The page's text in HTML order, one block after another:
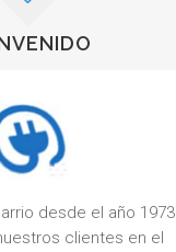
desde el año 1973
clientes en el